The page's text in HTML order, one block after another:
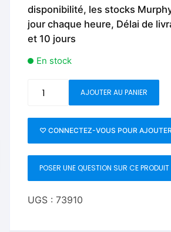
Fleurs C.Up
Magie
Pièces-
Cordes
Grandes
La Magie
Liquides
Livres de tours de Pièces
Livres sur la Magie
impromptue
Livres en Anglais
disponibilité, les stocks
jour chaque heure, Délai de
et 10 jours
En stock
Elusive
Illusive
by
Ben
Daggers
-
AJOUTER AU PANIER
♡ CONNECTEZ-VOUS POUR
POSER UNE QUESTION SUR CE PRODUIT
UGS :73910